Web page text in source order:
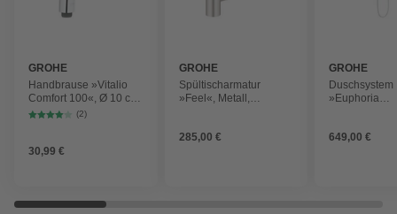
GROHE
Handbrause »Vitalio
Comfort 100«, Ø 10 cm,
chromfarben
(2)
30,99 €
GROHE
Spültischarmatur
»Feel«, Metall,
285,00 €
GROHE
Duschsystem
»Euphoria
cm,
649,00 €